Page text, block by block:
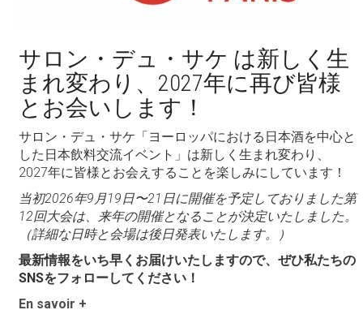
サロン・デュ・サケ は新しく生
まれ変わり、2027年に再び皆様
とお会いします！
サロン・デュ・サケ「ヨーロッパにおける日本酒を中心と
した日本飲料交流イベント」は新しく生まれ変わり、
2027年に皆様とお会えすることを楽しみにしています！
当初2026年9月19日〜21日に開催を予定しておりました第
12回大会は、来年の開催となることが決定いたしました。
（詳細な日時と会場は後日発表いたします。）
最新情報をいち早くお届けいたしますので、ぜひ私たちの
SNSをフォローしてください！
En savoir +